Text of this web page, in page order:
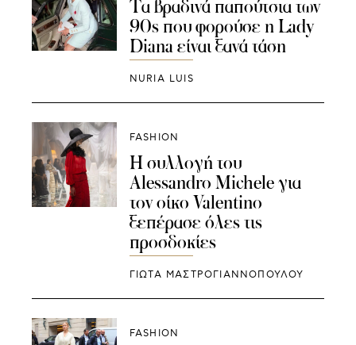
Τα βραδινά παπούτσια των
90s που φορούσε η Lady
Diana είναι ξανά τάση
NURIA LUIS
FASHION
Η συλλογή του
Alessandro Michele για
τον οίκο Valentino
ξεπέρασε όλες τις
προσδοκίες
ΓΙΩΤΑ ΜΑΣΤΡΟΓΙΑΝΝΟΠΟΥΛΟΥ
FASHION